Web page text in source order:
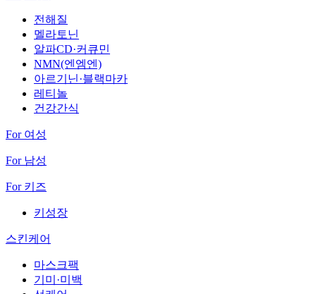
전해질
멜라토닌
알파CD·커큐민
NMN(엔엠엔)
아르기닌·블랙마카
레티놀
건강간식
For 여성
For 남성
For 키즈
키성장
스킨케어
마스크팩
기미·미백